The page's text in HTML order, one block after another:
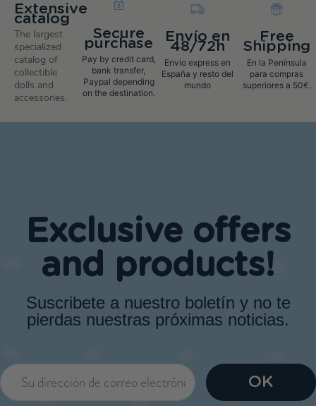
Extensive
catalog
The largest
specialized
catalog of
collectible
dolls and
accessories.
Secure
purchase
Pay by credit card,
bank transfer,
Paypal depending
on the destination.
Envío en
48/72h
Envio express en
España y resto del
mundo
Free
Shipping
En la Península
para compras
superiores a 50€.
Exclusive offers
and products!
Suscribete a nuestro boletín y no te
pierdas nuestras próximas noticias.